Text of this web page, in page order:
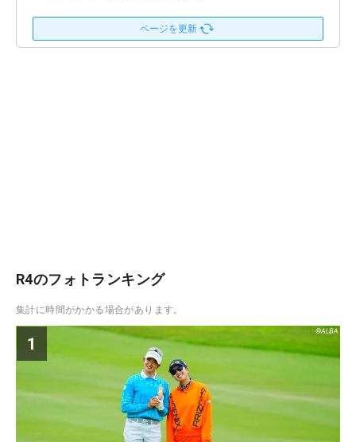
ページを更新
R4のフォトランキング
集計に時間がかかる場合があります。
1